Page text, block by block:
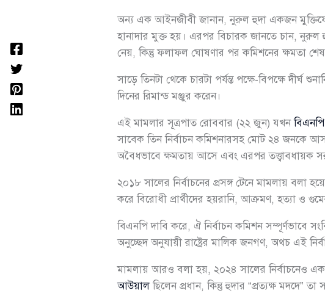
অন্য এক আইনজীবী জানান, নুরুল হুদা একজন
হানাদার মুক্ত হয়। এরপর বিচারক জানতে চান,
নেয়, কিন্তু ফলাফল ঘোষণার পর কমিশনের ক্ষমতা
সাড়ে তিনটা থেকে চারটা পর্যন্ত পক্ষে-বিপক্ষে
দিনের রিমান্ড মঞ্জুর করেন।
এই মামলার সূত্রপাত রোববার (২২ জুন) যখনবিএনপি
সাবেক তিন নির্বাচন কমিশনারসহ মোট ২৪ জনকে
অবৈধভাবে ক্ষমতায় আসে এবং এরপর তত্ত্বাবধায়ক
২০১৮ সালের নির্বাচনের প্রসঙ্গ টেনে মামলায় বলা
করে বিরোধী প্রার্থীদের হয়রানি, আক্রমণ, হত্যা ও
বিএনপি দাবি করে, ঐ নির্বাচন কমিশন সম্পূর্ণভাবে
অনুচ্ছেদ অনুযায়ী রাষ্ট্রের মালিক জনগণ, অথচ এই
মামলায় আরও বলা হয়, ২০২৪ সালের নির্বাচনেও
আউয়ালছিলেন প্রধান, কিন্তু হুদার “প্রত্যক্ষ মদদে” তা